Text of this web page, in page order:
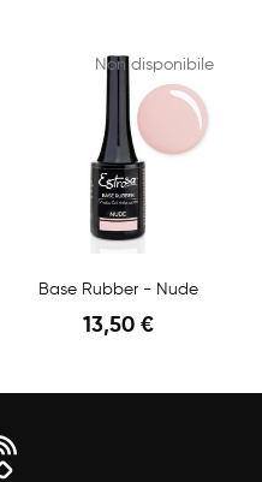
Non disponibile
Base Rubber - Nude
13,50 €